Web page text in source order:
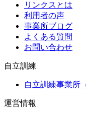
リンクスとは
利用者の声
事業所ブログ
よくある質問
お問い合わせ
自立訓練
自立訓練事業所
運営情報